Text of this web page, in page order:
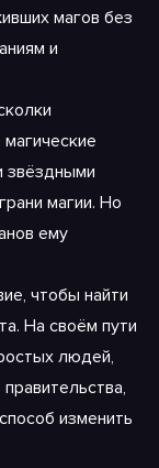
магов без
и
звёздными
магии. Но
ему
чтобы найти
На своём пути
людей,
изменить